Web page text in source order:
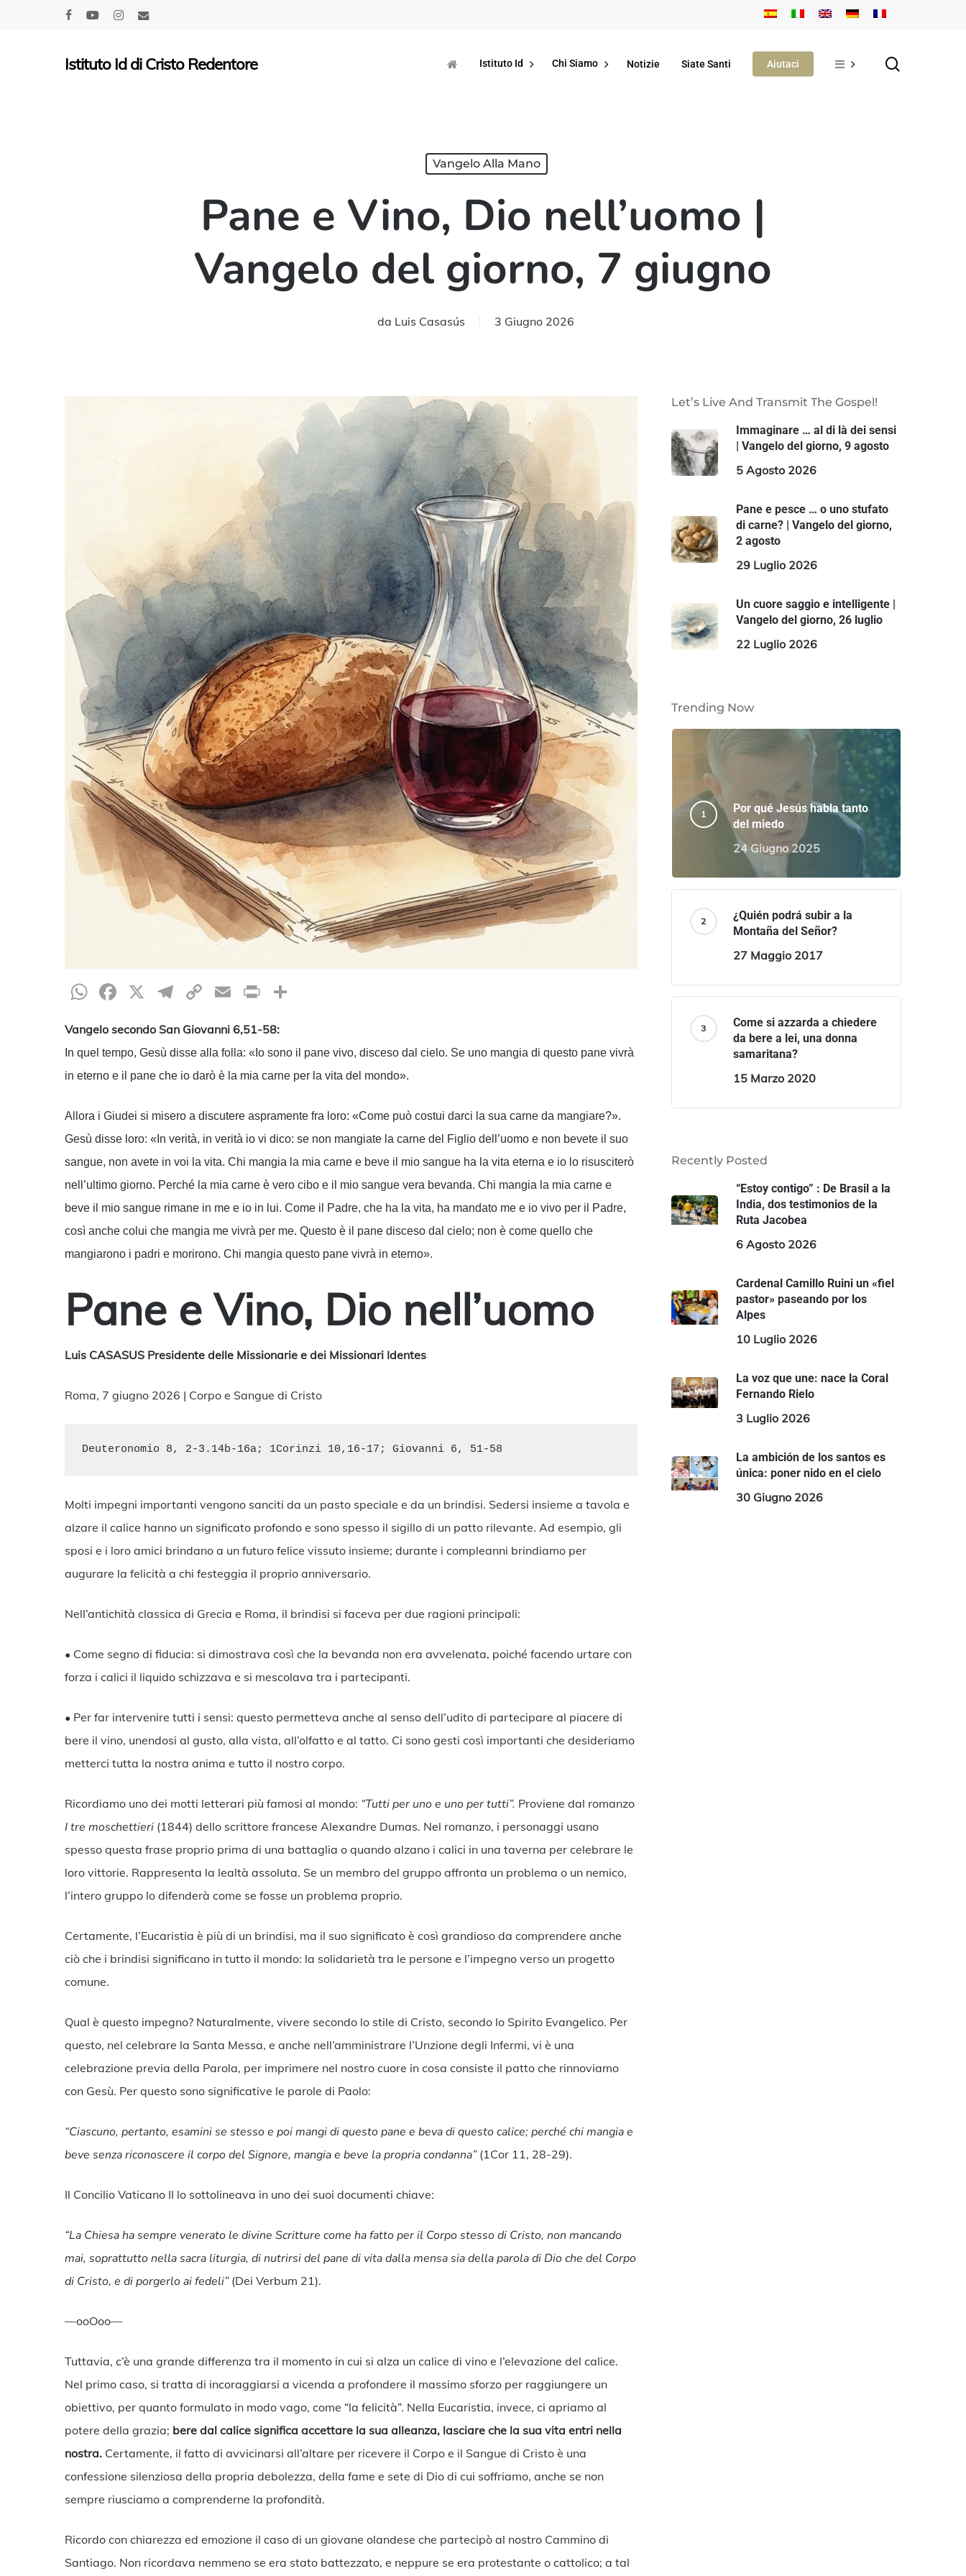
Hit enter to search or ESC to close
Istituto Id di Cristo Redentore Istituto Id Chi Siamo Notizie Siate Santi Aiutaci
Vangelo Alla Mano
Pane e Vino, Dio nell’uomo |
Vangelo del giorno, 7 giugno
da Luis Casasús 3 Giugno 2026
WhatsApp
Facebook
X Telegram
CopyEmailPrint
Vangelo secondo San Giovanni 6,51-58:
In quel tempo, Gesù disse alla folla: «Io sono il pane vivo, disceso dal cielo. Se uno mangia di questo pane vivrà
in eterno e il pane che io darò è la mia carne per la vita del mondo».
Allora i Giudei si misero a discutere aspramente fra loro: «Come può costui darci la sua carne da mangiare?».
Gesù disse loro: «In verità, in verità io vi dico: se non mangiate la carne del Figlio dell’uomo e non bevete il suo
sangue, non avete in voi la vita. Chi mangia la mia carne e beve il mio sangue ha la vita eterna e io lo risusciterò
nell’ultimo giorno. Perché la mia carne è vero cibo e il mio sangue vera bevanda. Chi mangia la mia carne e
beve il mio sangue rimane in me e io in lui. Come il Padre, che ha la vita, ha mandato me e io vivo per il Padre,
così anche colui che mangia me vivrà per me. Questo è il pane disceso dal cielo; non è come quello che
mangiarono i padri e morirono. Chi mangia questo pane vivrà in eterno».
Pane e Vino, Dio nell’uomo
Luis CASASUS Presidentedelle Missionarie e dei Missionari Identes
Roma, 7 giugno 2026 | Corpo e Sangue di Cristo
Deuteronomio 8, 2-3.14b-16a; 1Corinzi 10,16-17; Giovanni 6, 51-58
Molti impegni importanti vengono sanciti da un pasto speciale e da un brindisi. Sedersi insieme a tavola e
alzare il calice hanno un significato profondo e sono spesso il sigillo di un patto rilevante. Ad esempio, gli
sposi e i loro amici brindano a un futuro felice vissuto insieme; durante i compleanni brindiamo per
augurare la felicità a chi festeggia il proprio anniversario.
Nell’antichità classica di Grecia e Roma, il brindisi si faceva per due ragioni principali:
• Come segno di fiducia: si dimostrava così che la bevanda non era avvelenata, poiché facendo urtare con
forza i calici il liquido schizzava e si mescolava tra i partecipanti.
• Per far intervenire tutti i sensi: questo permetteva anche al senso dell’udito di partecipare al piacere di
bere il vino, unendosi al gusto, alla vista, all’olfatto e al tatto. Ci sono gesti così importanti che desideriamo
metterci tutta la nostra anima e tutto il nostro corpo.
Ricordiamo uno dei motti letterari più famosi al mondo: “Tutti per uno e uno per tutti”. Proviene dal romanzo
I tre moschettieri (1844) dello scrittore francese Alexandre Dumas. Nel romanzo, i personaggi usano
spesso questa frase proprio prima di una battaglia o quando alzano i calici in una taverna per celebrare le
loro vittorie. Rappresenta la lealtà assoluta. Se un membro del gruppo affronta un problema o un nemico,
l’intero gruppo lo difenderà come se fosse un problema proprio.
Certamente, l’Eucaristia è più di un brindisi, ma il suo significato è così grandioso da comprendere anche
ciò che i brindisi significano in tutto il mondo: la solidarietà tra le persone e l’impegno verso un progetto
comune.
Qual è questo impegno? Naturalmente, vivere secondo lo stile di Cristo, secondo lo Spirito Evangelico. Per
questo, nel celebrare la Santa Messa, e anche nell’amministrare l’Unzione degli Infermi, vi è una
celebrazione previa della Parola, per imprimere nel nostro cuore in cosa consiste il patto che rinnoviamo
con Gesù. Per questo sono significative le parole di Paolo:
“Ciascuno, pertanto, esaminise stesso e poi mangi di questo pane e beva di questo calice; perché chi mangia e
beve senza riconoscere il corpo del Signore, mangia e beve la propria condanna”(1Cor 11, 28-29).
Il Concilio Vaticano II lo sottolineava in uno dei suoi documenti chiave:
“La Chiesa ha sempre venerato le divine Scritture come ha fatto per il Corpo stesso di Cristo, non mancando
mai, soprattutto nella sacra liturgia, di nutrirsi del pane di vitadalla mensa sia della parola di Dio che del Corpo
di Cristo, e di porgerlo ai fedeli” (Dei Verbum 21).
—ooOoo—
Tuttavia, c’è una grande differenza tra il momento in cui si alza un calice di vino e l’elevazione del calice.
Nel primo caso, si tratta di incoraggiarsi a vicenda a profondere il massimo sforzo per raggiungere un
obiettivo, per quanto formulato in modo vago, come “la felicità”. Nella Eucaristia, invece, ci apriamo al
potere della grazia; bere dal calice significa accettare la sua alleanza, lasciare che la sua vita entri nella
nostra. Certamente, il fatto di avvicinarsi all’altare per ricevere il Corpo e il Sangue di Cristo è una
confessione silenziosa della propria debolezza, della fame e sete di Dio di cui soffriamo, anche se non
sempre riusciamo a comprenderne la profondità.
Ricordo con chiarezza ed emozione il caso di un giovane olandese che partecipò al nostro Cammino di
Santiago. Non ricordava nemmeno se era stato battezzato, e neppure se era protestante o cattolico; a tal
Let’s Live And Transmit The Gospel!
Immaginare … al di là dei sensi
| Vangelo del giorno, 9 agosto
5 Agosto 2026
Pane e pesce … o uno stufato
di carne? | Vangelo del giorno,
2 agosto
29 Luglio 2026
Un cuore saggio e intelligente |
Vangelo del giorno, 26 luglio
22 Luglio 2026
Trending Now
Por qué Jesús habla tanto
del miedo
24 Giugno 2025
¿Quién podrá subir a la
Montaña del Señor?
27 Maggio 2017
Come si azzarda a chiedere
da bere a lei, una donna
samaritana?
15 Marzo 2020
Recently Posted
“Estoy contigo” : De Brasil a la
India, dos testimonios de la
Ruta Jacobea
6 Agosto 2026
Cardenal Camillo Ruini un «fiel
pastor» paseando por los
Alpes
10 Luglio 2026
La voz que une: nace la Coral
Fernando Rielo
3 Luglio 2026
La ambición de los santos es
única: poner nido en el cielo
30 Giugno 2026